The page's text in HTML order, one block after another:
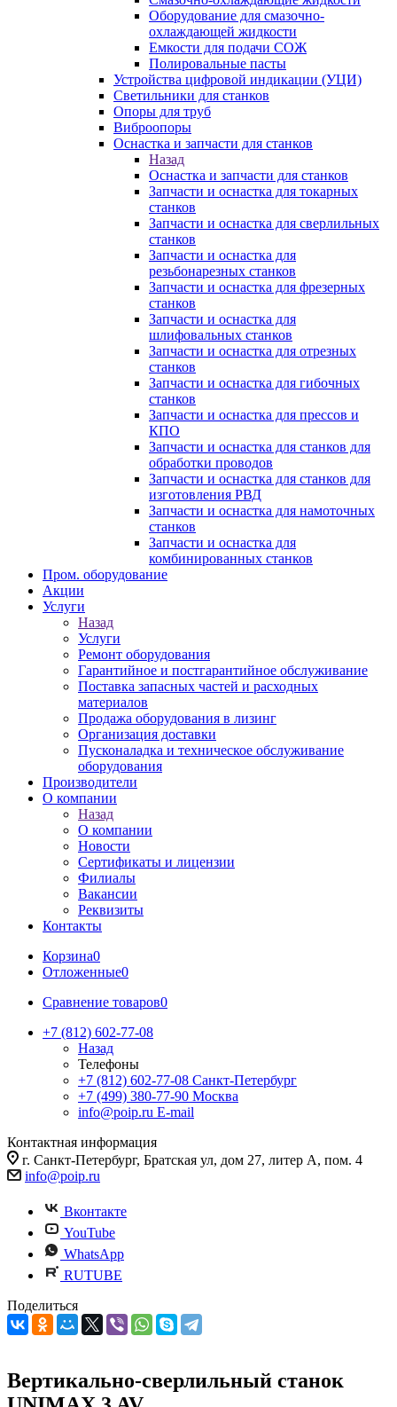
Оборудование для смазочно-
охлаждающей жидкости
Емкости для подачи СОЖ
Полировальные пасты
Устройства цифровой индикации (УЦИ)
Светильники для станков
Опоры для труб
Виброопоры
Оснастка и запчасти для станков
Назад
Оснастка и запчасти для станков
Запчасти и оснастка для токарных
станков
Запчасти и оснастка для сверлильных
станков
Запчасти и оснастка для
резьбонарезных станков
Запчасти и оснастка для фрезерных
станков
Запчасти и оснастка для
шлифовальных станков
Запчасти и оснастка для отрезных
станков
Запчасти и оснастка для гибочных
станков
Запчасти и оснастка для прессов и
КПО
Запчасти и оснастка для станков для
обработки проводов
Запчасти и оснастка для станков для
изготовления РВД
Запчасти и оснастка для намоточных
станков
Запчасти и оснастка для
комбинированных станков
Пром. оборудование
Акции
Услуги
Назад
Услуги
Ремонт оборудования
Гарантийное и постгарантийное обслуживание
Поставка запасных частей и расходных
материалов
Продажа оборудования в лизинг
Организация доставки
Пусконаладка и техническое обслуживание
оборудования
Производители
О компании
Назад
О компании
Новости
Сертификаты и лицензии
Филиалы
Вакансии
Реквизиты
Контакты
Корзина0
Отложенные0
Сравнение товаров0
+7 (812) 602-77-08
Назад
Телефоны
+7 (812) 602-77-08 Санкт-Петербург
+7 (499) 380-77-90 Москва
info@poip.ru E-mail
Контактная информация
г. Санкт-Петербург, Братская ул, дом 27, литер А, пом. 4
info@poip.ru
Вконтакте
YouTube
WhatsApp
RUTUBE
Поделиться
Вертикально-сверлильный станок